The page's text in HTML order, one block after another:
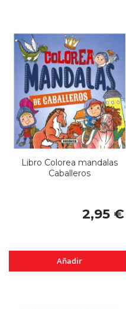
Libro Colorea mandalas
Caballeros
2,95 €
Añadir